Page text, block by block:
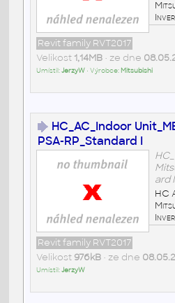
Revit family RVT2017
Velikost 1,14MB• ze dne
Umístil:JerzyW• Výrobce: Mitsubishi
HC_AC_Indoor
PSA-RP_Standard I
ard
HC
Revit family RVT2017
Velikost 976kB• ze dne
Umístil:JerzyW